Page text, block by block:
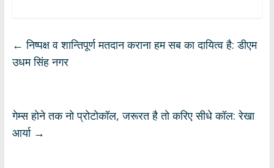
s
A
b
o
k
gr e e
← निष्पक्ष व शान्तिपूर्ण मतदान कराना हम सब का दायित्व है: डीएम
उधम सिंह नगर
गेम्स होने तक नो प्रोटोकॉल, जरूरत है तो करिए सीधे कॉल: रेखा
आर्या →